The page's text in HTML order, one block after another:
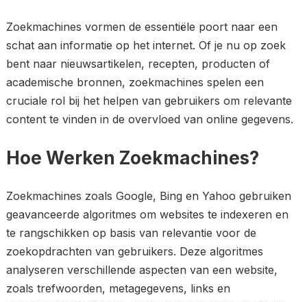
Zoekmachines vormen de essentiële poort naar een
schat aan informatie op het internet. Of je nu op zoek
bent naar nieuwsartikelen, recepten, producten of
academische bronnen, zoekmachines spelen een
cruciale rol bij het helpen van gebruikers om relevante
content te vinden in de overvloed van online gegevens.
Hoe Werken Zoekmachines?
Zoekmachines zoals Google, Bing en Yahoo gebruiken
geavanceerde algoritmes om websites te indexeren en
te rangschikken op basis van relevantie voor de
zoekopdrachten van gebruikers. Deze algoritmes
analyseren verschillende aspecten van een website,
zoals trefwoorden, metagegevens, links en